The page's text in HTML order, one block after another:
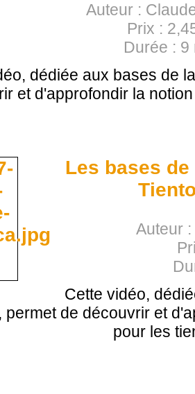
Auteur :
Prix :
Durée : 9
dédiée aux bases de
et d'approfondir la
Les bases
Auteur
Cette vidéo,
permet de découvrir et
pour les